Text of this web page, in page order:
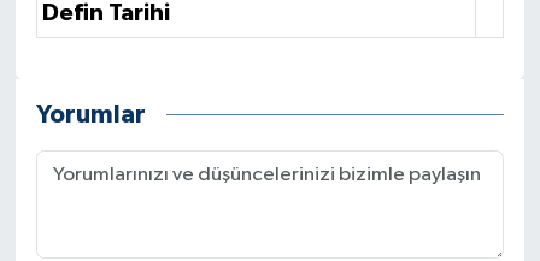
Defin Tarihi
Yorumlar